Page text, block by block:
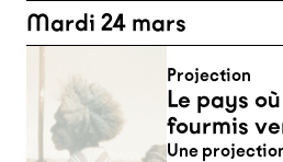
Mardi 24 mars
Projection
Le pays
fourmis
Une